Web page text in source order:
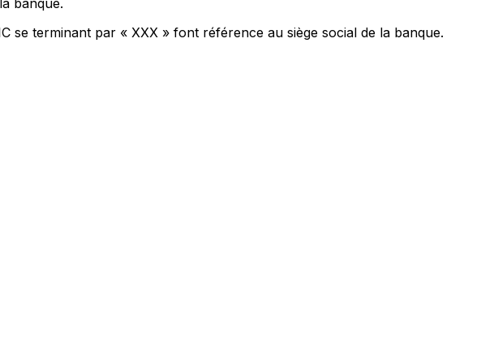
se terminant par « XXX » font référence au siège social de la banque.